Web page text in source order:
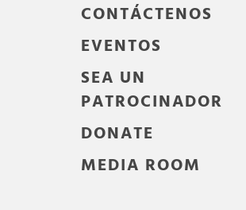
CONTÁCTENOS
EVENTOS
SEA UN
PATROCINADOR
DONATE
MEDIA ROOM